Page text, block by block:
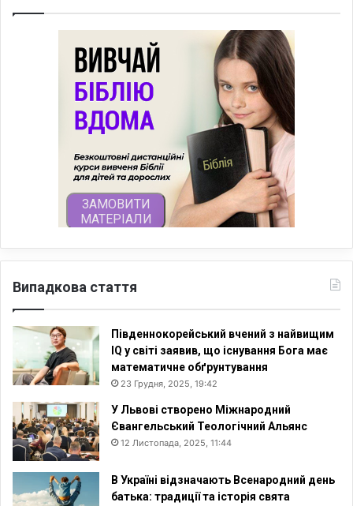
Випадкова стаття
Південнокорейський вчений з найвищим
IQ у світі заявив, що існування Бога має
математичне обґрунтування
23 Грудня, 2025, 19:42
У Львові створено Міжнародний
Євангельський Теологічний Альянс
12 Листопада, 2025, 11:44
В Україні відзначають Всенародний день
батька: традиції та історія свята